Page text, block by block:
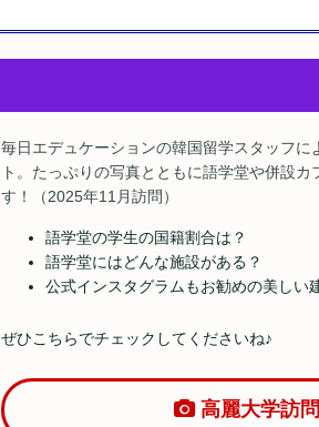
毎日エデュケーションの韓国留学スタッフ
ト。たっぷりの写真とともに語学堂や併設
す！（2025年11月訪問）
語学堂の学生の国籍割合は？
語学堂にはどんな施設がある？
公式インスタグラムもお勧めの美しい
ぜひこちらでチェックしてくださいね♪
高麗大学訪